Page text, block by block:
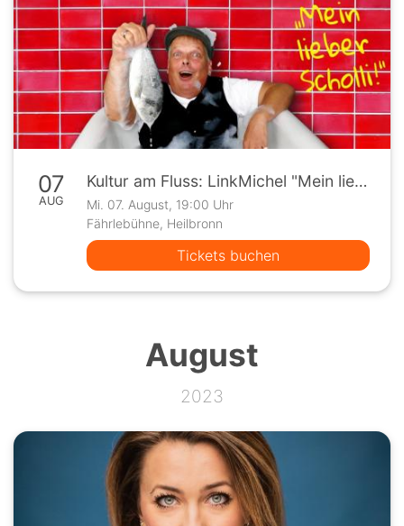
07
AUG
Kultur am Fluss: LinkMichel "Mein lieber Scholli!"
Mi. 07. August, 19:00 Uhr
Fährlebühne, Heilbronn
Tickets buchen
August
2023